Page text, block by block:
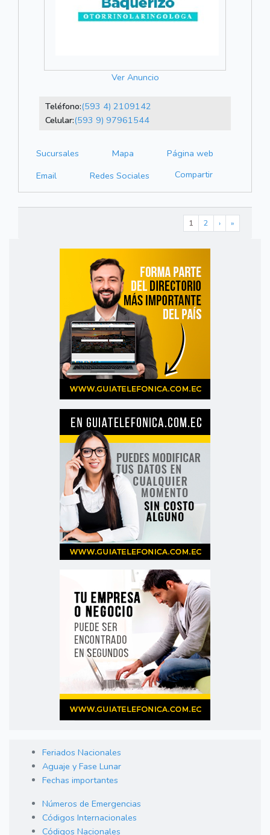
Ver Anuncio
Teléfono:(593 4) 2109142
Celular:(593 9) 97961544
Sucursales Mapa
Página web
Email
Redes Sociales Compartir
1 2 › »
Feriados Nacionales
Aguaje y Fase Lunar
Fechas importantes
Números de Emergencias
Códigos Internacionales
Códigos Nacionales